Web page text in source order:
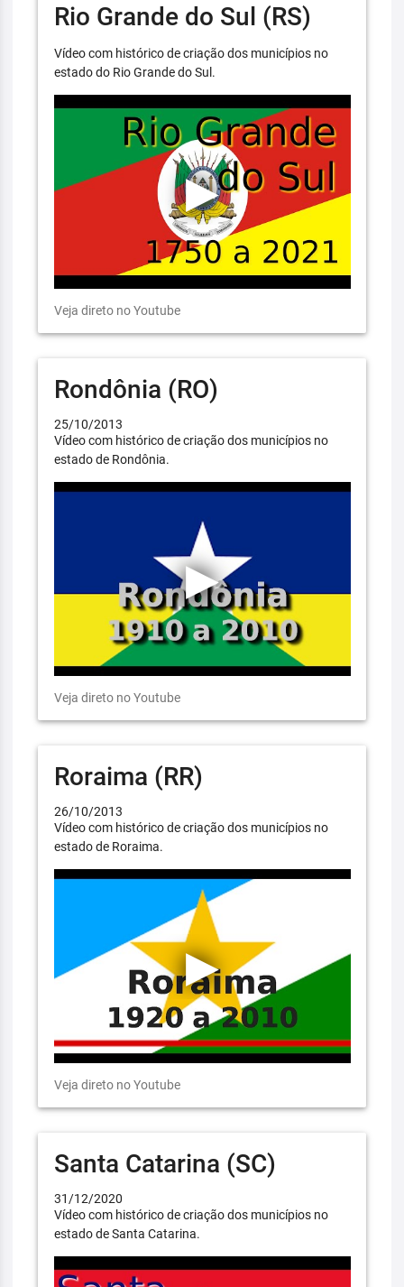
Rio Grande do Sul (RS)
Vídeo com histórico de criação dos municípios no
estado do Rio Grande do Sul.
Veja direto no Youtube
Rondônia (RO)
25/10/2013
Vídeo com histórico de criação dos municípios no
estado de Rondônia.
Veja direto no Youtube
Roraima (RR)
26/10/2013
Vídeo com histórico de criação dos municípios no
estado de Roraima.
Veja direto no Youtube
Santa Catarina (SC)
31/12/2020
Vídeo com histórico de criação dos municípios no
estado de Santa Catarina.